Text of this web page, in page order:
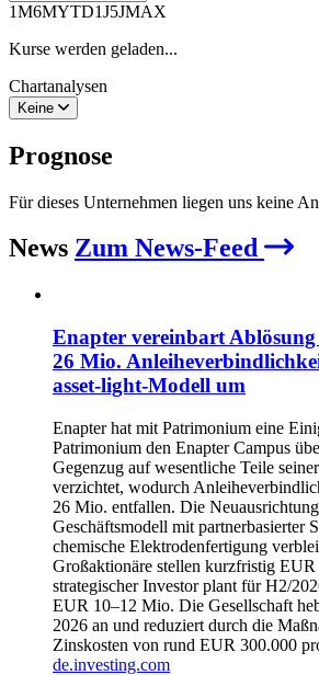
1M6MYTD1J5JMAX
Kurse werden geladen...
Chartanalysen
Keine
Prognose
Für dieses Unternehmen liegen uns keine
News Zum News-Feed
Enapter vereinbart
26 Mio.
asset-light-Modell um
Enapter hat mit Patrimonium eine
Patrimonium den Enapter Campus
Gegenzug auf wesentliche Teile
verzichtet, wodurch
26 Mio. entfallen. Die
Geschäftsmodell mit partnerbasierter
chemische Elektrodenfertigung
Großaktionäre stellen kurzfristig
strategischer Investor plant für H2/
EUR 10–12 Mio. Die Gesellschaft
2026 an und reduziert durch die
Zinskosten von rund EUR 300.000
de.investing.com